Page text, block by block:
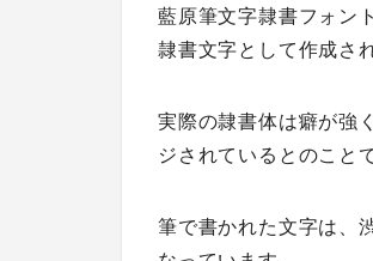
藍原筆文字隷書フォン
隷書文字として作成さ
実際の隷書体は癖が強
ジされているとのこと
筆で書かれた文字は、